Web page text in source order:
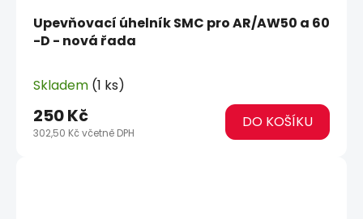
Upevňovací úhelník SMC pro AR/AW50 a 60
-D - nová řada
Skladem (1 ks)
302,50 Kč včetně DPH
250 Kč DO KOŠÍKU